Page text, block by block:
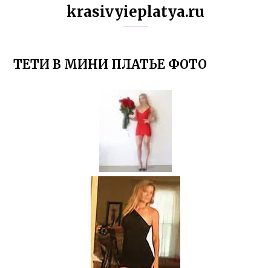
krasivyieplatya.ru
ТЕТИ В МИНИ ПЛАТЬЕ ФОТО